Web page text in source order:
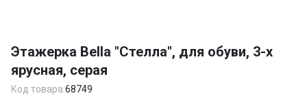
of
1
Этажерка Bella "Стелла", для обуви, 3-х
ярусная, серая
Код товара:68749